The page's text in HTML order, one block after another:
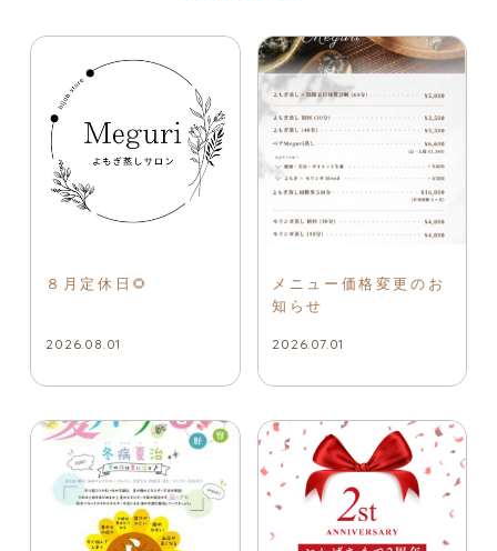
８月定休日🌻
2026.08.01
メニュー価格変更のお
知らせ
2026.07.01